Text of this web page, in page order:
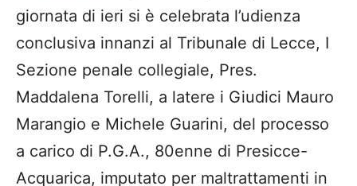
giornata di ieri si è celebrata l’udienza
conclusiva innanzi al Tribunale di Lecce, I
Sezione penale collegiale, Pres.
Maddalena Torelli, a latere i Giudici Mauro
Marangio e Michele Guarini, del processo
a carico di P.G.A., 80enne di Presicce-
Acquarica, imputato per maltrattamenti in